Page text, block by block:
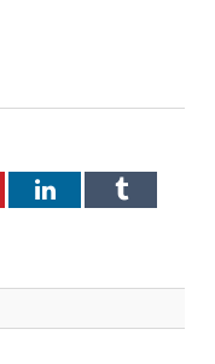
LinkedInTumblr